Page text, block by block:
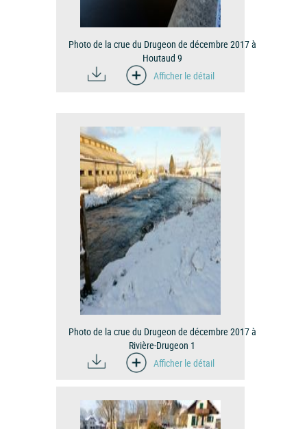
Photo de la crue du Drugeon de décembre 2017 à
Houtaud 9
Afficher le détail
Photo de la crue du Drugeon de décembre 2017 à
Rivière-Drugeon 1
Afficher le détail